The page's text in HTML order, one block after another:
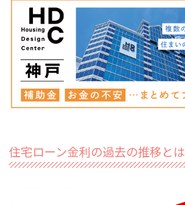
住宅ローン金利の過去の推移とは